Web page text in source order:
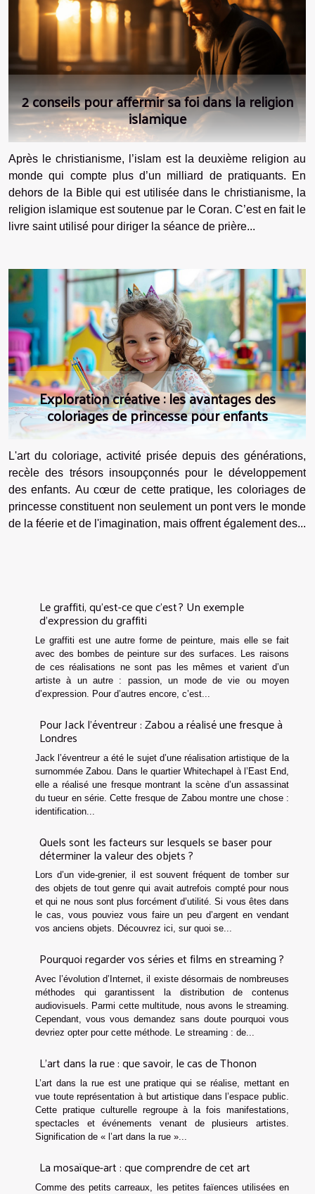
2 conseils pour affermir sa foi dans la religion
islamique
Après le christianisme, l’islam est la deuxième religion au
monde qui compte plus d’un milliard de pratiquants. En
dehors de la Bible qui est utilisée dans le christianisme, la
religion islamique est soutenue par le Coran. C’est en fait le
livre saint utilisé pour diriger la séance de prière...
Exploration créative : les avantages des
coloriages de princesse pour enfants
L'art du coloriage, activité prisée depuis des générations,
recèle des trésors insoupçonnés pour le développement
des enfants. Au cœur de cette pratique, les coloriages de
princesse constituent non seulement un pont vers le monde
de la féerie et de l'imagination, mais offrent également des...
Le graffiti, qu'est-ce que c'est ? Un exemple
d'expression du graffiti
Le graffiti est une autre forme de peinture, mais elle se fait
avec des bombes de peinture sur des surfaces. Les raisons
de ces réalisations ne sont pas les mêmes et varient d’un
artiste à un autre : passion, un mode de vie ou moyen
d’expression. Pour d’autres encore, c’est...
Pour Jack l'éventreur : Zabou a réalisé une fresque à
Londres
Jack l’éventreur a été le sujet d’une réalisation artistique de la
surnommée Zabou. Dans le quartier Whitechapel à l’East End,
elle a réalisé une fresque montrant la scène d’un assassinat
du tueur en série. Cette fresque de Zabou montre une chose :
identification...
Quels sont les facteurs sur lesquels se baser pour
déterminer la valeur des objets ?
Lors d’un vide-grenier, il est souvent fréquent de tomber sur
des objets de tout genre qui avait autrefois compté pour nous
et qui ne nous sont plus forcément d’utilité. Si vous êtes dans
le cas, vous pouviez vous faire un peu d’argent en vendant
vos anciens objets. Découvrez ici, sur quoi se...
Pourquoi regarder vos séries et films en streaming ?
Avec l’évolution d’Internet, il existe désormais de nombreuses
méthodes qui garantissent la distribution de contenus
audiovisuels. Parmi cette multitude, nous avons le streaming.
Cependant, vous vous demandez sans doute pourquoi vous
devriez opter pour cette méthode. Le streaming : de...
L'art dans la rue : que savoir, le cas de Thonon
L’art dans la rue est une pratique qui se réalise, mettant en
vue toute représentation à but artistique dans l’espace public.
Cette pratique culturelle regroupe à la fois manifestations,
spectacles et événements venant de plusieurs artistes.
Signification de « l’art dans la rue »...
La mosaïque-art : que comprendre de cet art
Comme des petits carreaux, les petites faïences utilisées en